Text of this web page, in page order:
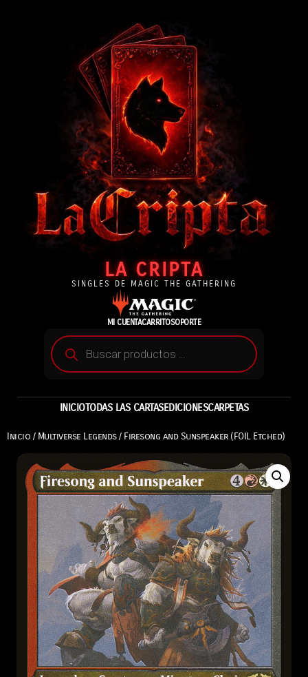
LA CRIPTA
SINGLES DE MAGIC THE GATHERING
MI CUENTACARRITOSOPORTE
INICIOTODAS LAS CARTASEDICIONESCARPETAS
Inicio / Multiverse Legends/ Firesong and Sunspeaker (FOIL Etched)